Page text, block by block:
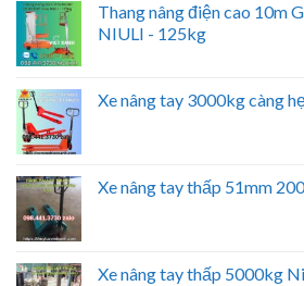
Thang nâng điện cao 10m
NIULI - 125kg
Xe nâng tay 3000kg càng
Xe nâng tay thấp 51mm
Xe nâng tay thấp 5000kg